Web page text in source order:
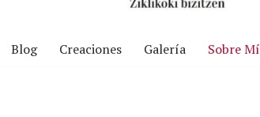
Blog Creaciones Galería Sobre Mí